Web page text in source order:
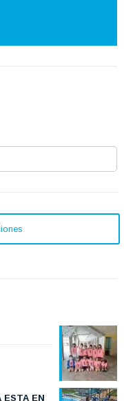
ESTA EN